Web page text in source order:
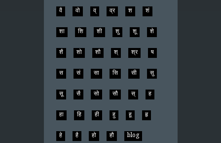
वै वो व् व्र श शं
शा शि शी शु शू शे
शै शो शौ श् श्र ष
स सं सा सि सी सु
सू सै सो सौ स् ह
हा हि ही हु हू हृ
हे है हो हौ blog